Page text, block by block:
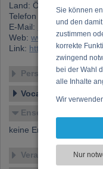
Sie können
und den
zustimmen
korrekte
zwingend
bei der Wahl
alle Inhalte
Wir
Funktionen
zu
Nur
Land: Österreich
Telefon 1: +43 (0)699
E-Mail:
Web:www.kapelush.com
Link: https://
Personen-Details
Vocal –
Ensembles
keine Ensembles
Veranstaltungen